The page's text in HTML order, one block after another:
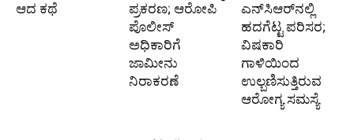
ಆದ ಕಥೆ
ಪ್ರಕರಣ; ಆರೋಪಿ
ಪೊಲೀಸ್‌
ಅಧಿಕಾರಿಗೆ
ಜಾಮೀನು
ನಿರಾಕರಣೆ
ಎನ್‌ಸಿಆರ್‌ನಲ್ಲಿ
ಹದಗೆಟ್ಟ ಪರಿಸರ;
ವಿಷಕಾರಿ
ಗಾಳಿಯಿಂದ
ಉಲ್ಬಣಿಸುತ್ತಿರುವ
ಆರೋಗ್ಯ ಸಮಸ್ಯೆ